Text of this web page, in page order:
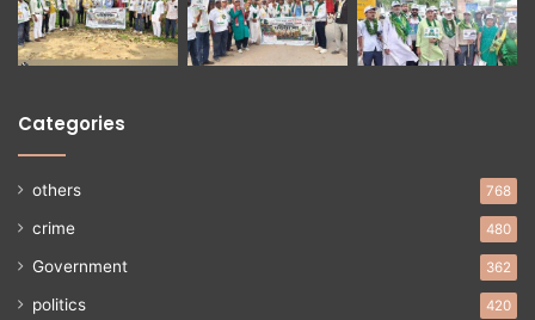
Categories
others 768
crime 480
Government 362
politics 420